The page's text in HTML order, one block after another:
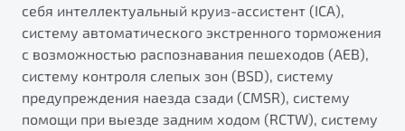
себя интеллектуальный круиз-ассистент (ICA),
систему автоматического экстренного торможения
с возможностью распознавания пешеходов (AEB),
систему контроля слепых зон (BSD), систему
предупреждения наезда сзади (CMSR), систему
помощи при выезде задним ходом (RCTW), систему